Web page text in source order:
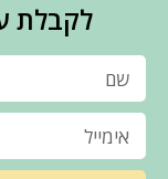
לקבלת